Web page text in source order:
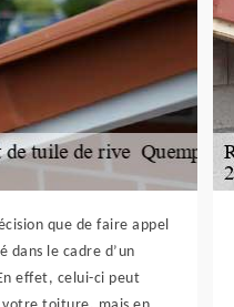
que de faire appel
dans le cadre d’un
effet, celui-ci peut